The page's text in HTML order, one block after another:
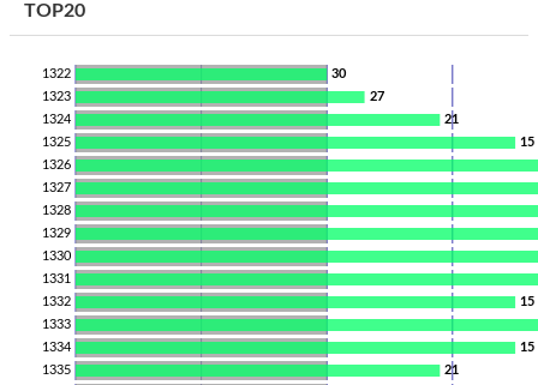
TOP20
30
1322
27
1323
21
1324
15
1325
1326
1327
1328
1329
1330
1331
15
1332
1333
15
1334
21
1335